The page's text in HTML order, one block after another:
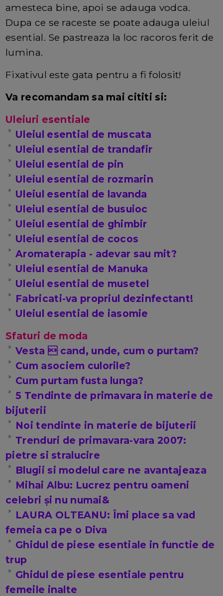
amesteca bine, apoi se adauga vodca.
Dupa ce se raceste se poate adauga uleiul
esential. Se pastreaza la loc racoros ferit de
lumina.
Fixativul este gata pentru a fi folosit!
Va recomandam sa mai cititi si:
Uleiuri esentiale
Uleiul esential de muscata
Uleiul esential de trandafir
Uleiul esential de pin
Uleiul esential de rozmarin
Uleiul esential de lavanda
Uleiul esential de busuioc
Uleiul esential de ghimbir
Uleiul esential de cocos
Aromaterapia - adevar sau mit?
Uleiul esential de Manuka
Uleiul esential de musetel
Fabricati-va propriul dezinfectant!
Uleiul esential de iasomie
Sfaturi de moda
Vesta  cand, unde, cum o purtam?
Cum asociem culorile?
Cum purtam fusta lunga?
5 Tendinte de primavara in materie de
bijuterii
Noi tendinte in materie de bijuterii
Trenduri de primavara-vara 2007:
pietre si stralucire
Blugii si modelul care ne avantajeaza
Mihai Albu: Lucrez pentru oameni
celebri şi nu numai&
LAURA OLTEANU: Îmi place sa vad
femeia ca pe o Diva
Ghidul de piese esentiale in functie de
trup
Ghidul de piese esentiale pentru
femeile inalte